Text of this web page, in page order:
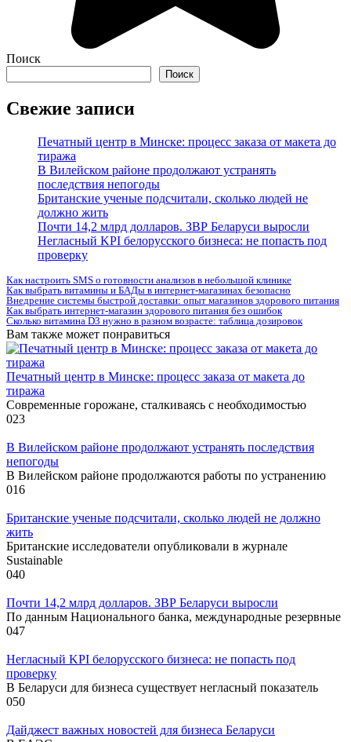
Поиск
Поиск
Свежие записи
Печатный центр в Минске: процесс заказа от макета до
тиража
В Вилейском районе продолжают устранять
последствия непогоды
Британские ученые подсчитали, сколько людей не
должно жить
Почти 14,2 млрд долларов. ЗВР Беларуси выросли
Негласный KPI белорусского бизнеса: не попасть под
проверку
Как настроить SMS о готовности анализов в небольшой клинике
Как выбрать витамины и БАДы в интернет-магазинах безопасно
Внедрение системы быстрой доставки: опыт магазинов здорового питания
Как выбрать интернет-магазин здорового питания без ошибок
Сколько витамина D3 нужно в разном возрасте: таблица дозировок
Вам также может понравиться
Печатный центр в Минске: процесс заказа от макета до
тиража
Современные горожане, сталкиваясь с необходимостью
023
В Вилейском районе продолжают устранять последствия
непогоды
В Вилейском районе продолжаются работы по устранению
016
Британские ученые подсчитали, сколько людей не должно
жить
Британские исследователи опубликовали в журнале
Sustainable
040
Почти 14,2 млрд долларов. ЗВР Беларуси выросли
По данным Национального банка, международные резервные
047
Негласный KPI белорусского бизнеса: не попасть под
проверку
В Беларуси для бизнеса существует негласный показатель
050
Дайджест важных новостей для бизнеса Беларуси